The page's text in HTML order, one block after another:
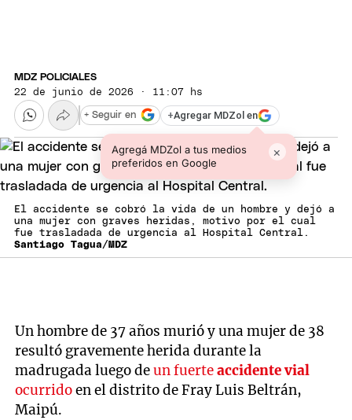
MDZ POLICIALES
22 de junio de 2026 · 11:07 hs
+Agregar MDZol en
Agregá MDZol a tus medios
preferidos en Google
×
+ Seguir en
El accidente se cobró la vida de un hombre y dejó a
una mujer con graves heridas, motivo por el cual
fue trasladada de urgencia al Hospital Central.
Santiago Tagua/MDZ
Un hombre de 37 años murió y una mujer de 38
resultó gravemente herida durante la
madrugada luego deun fuerteaccidente vial
ocurridoen el distrito de Fray Luis Beltrán,
Maipú.